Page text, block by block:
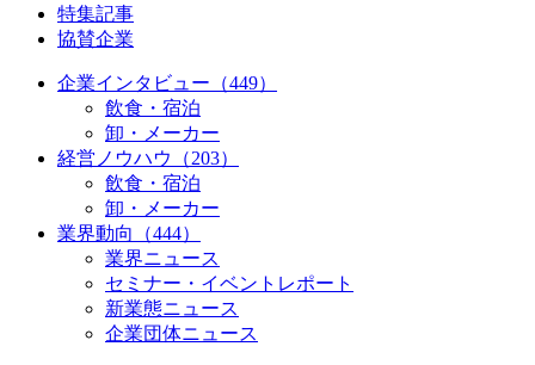
特集記事
協賛企業
企業インタビュー（449）
飲食・宿泊
卸・メーカー
経営ノウハウ（203）
飲食・宿泊
卸・メーカー
業界動向（444）
業界ニュース
セミナー・イベントレポート
新業態ニュース
企業団体ニュース